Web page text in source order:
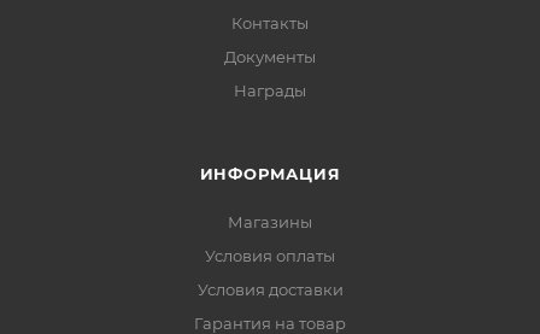
Контакты
Документы
Награды
ИНФОРМАЦИЯ
Магазины
Условия оплаты
Условия доставки
Гарантия на товар